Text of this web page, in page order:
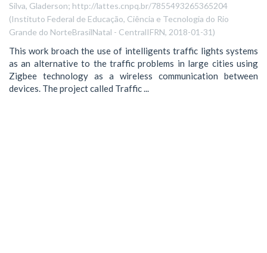
Silva, Gladerson; http://lattes.cnpq.br/7855493265365204
(Instituto Federal de Educação, Ciência e Tecnologia do Rio
Grande do NorteBrasilNatal - CentralIFRN, 2018-01-31)
This work broach the use of intelligents traffic lights systems
as an alternative to the traffic problems in large cities using
Zigbee technology as a wireless communication between
devices. The project called Traffic ...